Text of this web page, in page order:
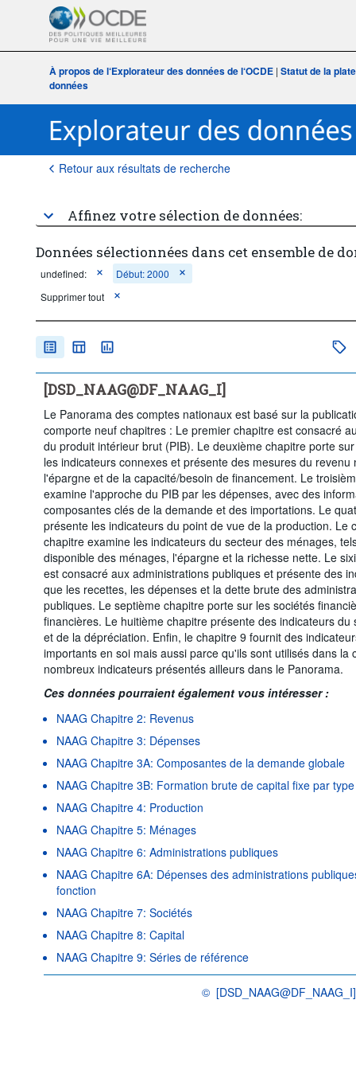
À propos de l‘Explorateur des données de l‘OCDE | Statut de la
données
Retour aux résultats de recherche
Affinez votre sélection de données:
Données sélectionnées dans cet ensemble de
undefined:
Début: 2000
Supprimer tout
[DSD_NAAG@DF_NAAG_I]
Le Panorama des comptes nationaux est basé sur la
comporte neuf chapitres : Le premier chapitre est consacré
du produit intérieur brut (PIB). Le deuxième chapitre porte
les indicateurs connexes et présente des mesures du revenu
l'épargne et de la capacité/besoin de financement. Le
examine l'approche du PIB par les dépenses, avec des
composantes clés de la demande et des importations. Le
présente les indicateurs du point de vue de la production. Le
chapitre examine les indicateurs du secteur des ménages,
disponible des ménages, l'épargne et la richesse nette. Le
est consacré aux administrations publiques et présente des
que les recettes, les dépenses et la dette brute des
publiques. Le septième chapitre porte sur les sociétés
financières. Le huitième chapitre présente des indicateurs du
et de la dépréciation. Enfin, le chapitre 9 fournit des
importants en soi mais aussi parce qu'ils sont utilisés dans la
nombreux indicateurs présentés ailleurs dans le Panorama.
Ces données pourraient également vous intéresser :
NAAG Chapitre 2: Revenus
NAAG Chapitre 3: Dépenses
NAAG Chapitre 3A: Composantes de la demande globale
NAAG Chapitre 3B: Formation brute de capital fixe par
NAAG Chapitre 4: Production
NAAG Chapitre 5: Ménages
NAAG Chapitre 6: Administrations publiques
NAAG Chapitre 6A: Dépenses des administrations
fonction
NAAG Chapitre 7: Sociétés
NAAG Chapitre 8: Capital
NAAG Chapitre 9: Séries de référence
© [DSD_NAAG@DF_NAAG_I]